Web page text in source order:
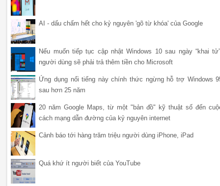
AI - dấu chấm hết cho kỷ nguyên 'gõ từ khóa' của Google
Nếu muốn tiếp tục cập nhật Windows 10 sau ngày “khai
người dùng sẽ phải trả thêm tiền cho Microsoft
Ứng dụng nổi tiếng này chính thức ngừng hỗ trợ Windows
sau hơn 25 năm
20 năm Google Maps, từ một "bản đồ" kỹ thuật số đến
cách mạng dẫn đường của kỷ nguyên internet
Cảnh báo tới hàng trăm triệu người dùng iPhone, iPad
Quá khứ ít người biết của YouTube